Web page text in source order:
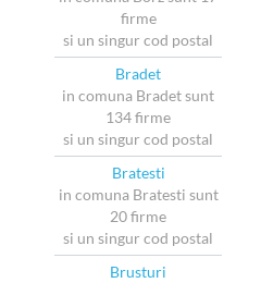
firme
si un singur cod postal
Bradet
in comuna Bradet sunt
134 firme
si un singur cod postal
Bratesti
in comuna Bratesti sunt
20 firme
si un singur cod postal
Brusturi